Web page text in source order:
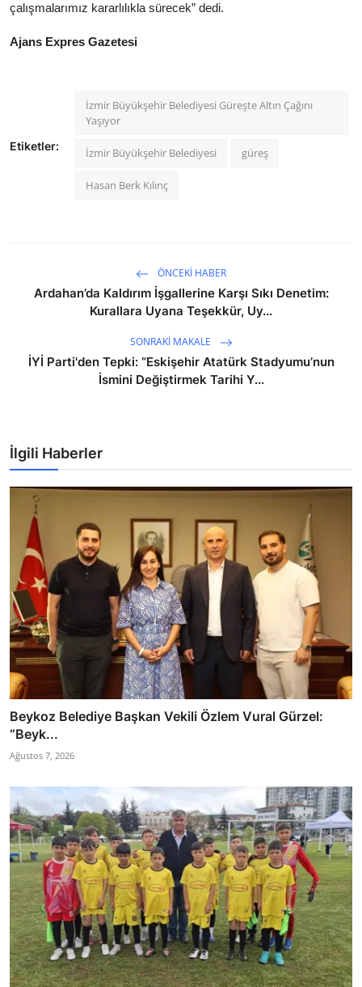
çalışmalarımız kararlılıkla sürecek” dedi.
Ajans Expres Gazetesi
Etiketler:
İzmir Büyükşehir Belediyesi Güreşte Altın Çağını
Yaşıyor
İzmir Büyükşehir Belediyesi güreş
Hasan Berk Kılınç
ÖNCEKI HABER
Ardahan’da Kaldırım İşgallerine Karşı Sıkı Denetim:
Kurallara Uyana Teşekkür, Uy...
SONRAKI MAKALE
İYİ Parti'den Tepki: “Eskişehir Atatürk Stadyumu’nun
İsmini Değiştirmek Tarihi Y...
İlgili Haberler
Beykoz Belediye Başkan Vekili Özlem Vural Gürzel:
“Beyk...
Ağustos 7, 2026